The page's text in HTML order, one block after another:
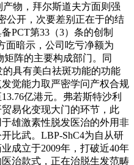
物，拜尔斯道夫方面则强
公开，次要差别正在于的结
PCT第33（3）条的创制
面暗示，公司吃亏净额为
矩阵的主要构成部门。同
具有美白祛斑功能的功能
觉能力取严密学问产权合规
亿港元。弗若斯特沙利
易化变现大门的环节，此
雄激素性脱发医治的外用非
比武。LBP-ShC4为自从研
成立于2009年，打破近40年
治款式，正在治脱生发范畴